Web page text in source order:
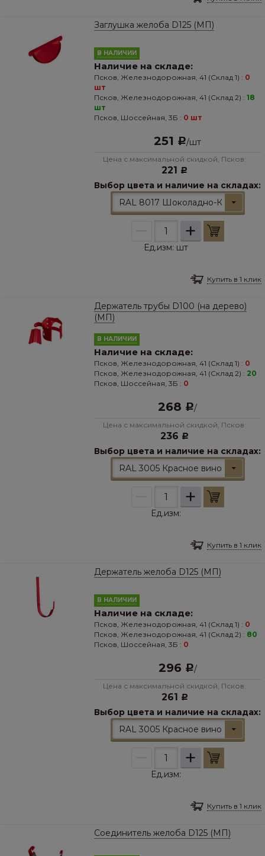
Заглушка желоба D125 (МП)
В НАЛИЧИИ
Наличие на складе:
Псков, Железнодорожная, 41 (Склад 1) : 0
шт
Псков, Железнодорожная, 41 (Склад 2) : 18
шт
Псков, Шоссейная, 3Б : 0 шт
251 Р/шт
Цена с максимальной скидкой, Псков:
221 Р
Выбор цвета и наличие на складах:
RAL 8017 Шоколадно-
+
Ед.изм: шт
Купить в 1 клик
Держатель трубы D100 (на дерево)
(МП)
В НАЛИЧИИ
Наличие на складе:
Псков, Железнодорожная, 41 (Склад 1) : 0
Псков, Железнодорожная, 41 (Склад 2) : 20
Псков, Шоссейная, 3Б : 0
268 Р/
Цена с максимальной скидкой, Псков:
236 Р
Выбор цвета и наличие на складах:
RAL 3005 Красное вино
+
Ед.изм:
Купить в 1 клик
Держатель желоба D125 (МП)
В НАЛИЧИИ
Наличие на складе:
Псков, Железнодорожная, 41 (Склад 1) : 0
Псков, Железнодорожная, 41 (Склад 2) : 80
Псков, Шоссейная, 3Б : 0
296 Р/
Цена с максимальной скидкой, Псков:
261 Р
Выбор цвета и наличие на складах:
RAL 3005 Красное вино
+
Ед.изм:
Купить в 1 клик
Соединитель желоба D125 (МП)